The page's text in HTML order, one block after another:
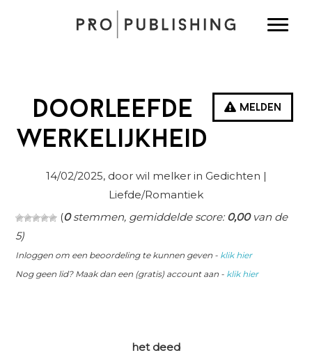
Melden
doorleefde
werkelijkheid
14/02/2025, door wil melker in Gedichten |
Liefde/Romantiek
(0stemmen, gemiddelde score:0,00van de
5)
Inloggen om een beoordeling te kunnen geven - klik hier
Nog geen lid? Maak dan een (gratis) account aan - klik hier
het deed